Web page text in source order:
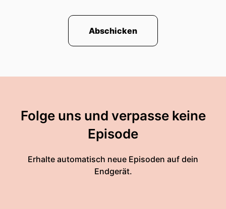
Abschicken
Folge uns und verpasse keine
Episode
Erhalte automatisch neue Episoden auf dein
Endgerät.